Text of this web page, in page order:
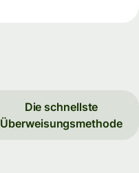
Die schnellste
Überweisungsmethode